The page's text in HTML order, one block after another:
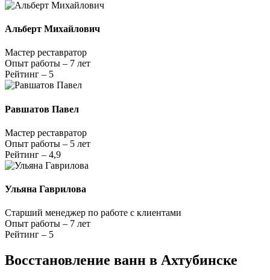
Альберт Михайлович
Мастер реставратор
Опыт работы – 7 лет
Рейтинг – 5
Равшатов Павел
Мастер реставратор
Опыт работы – 5 лет
Рейтинг – 4,9
Ульяна Гаврилова
Старший менеджер по работе с клиентами
Опыт работы – 7 лет
Рейтинг – 5
Восстановление ванн в Ахтубинске